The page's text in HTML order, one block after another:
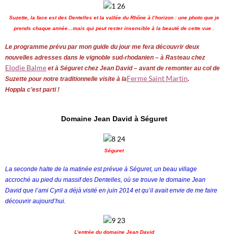
Suzette, la face est des Dentelles et la vallée du Rhône à l’horizon : une photo que je
prends chaque année…mais qui peut rester insensible à la beauté de cette vue .
Le programme prévu par mon guide du jour me fera découvrir deux
nouvelles adresses dans le vignoble sud-rhodanien – à Rasteau chez
Elodie Balme et à Séguret chez Jean David – avant de remonter au col de
Suzette pour notre traditionnelle visite à laFerme Saint Martin.
Hoppla c’est parti !
Domaine Jean David à Séguret
Séguret
La seconde halte de la matinée est prévue à Séguret, un beau village
accroché au pied du massif des Dentelles, où se trouve le domaine Jean
David que l’ami Cyril a déjà visité en juin 2014 et qu’il avait envie de me faire
découvrir aujourd’hui.
L’entrée du domaine Jean David